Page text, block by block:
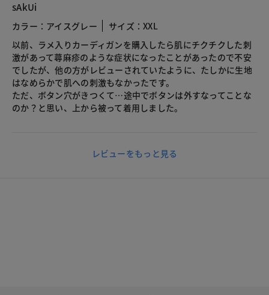
sAkUi
カラー：アイスグレー
サイズ：XXL
以前、ラメ入りカーディガンを購入したら肌にチクチクした刺
激があって蕁麻疹のような症状になったことがあったので不安
でしたが、他の方がレビューされていたように、たしかに生地
はなめらかで肌への刺激もなかったです。
ただ、ボタン穴がきつくて…途中でボタンは外すなってことな
のか？と思い、上から被って着用しました。
レビューをもっと見る